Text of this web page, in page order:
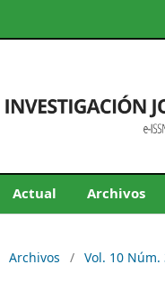
Actual Archivos
Archivos / Vol. 10 Núm.